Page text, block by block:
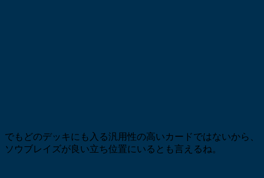
でもどのデッキにも入る汎用性の高いカードではないから、
ソウブレイズが良い立ち位置にいるとも言えるね。